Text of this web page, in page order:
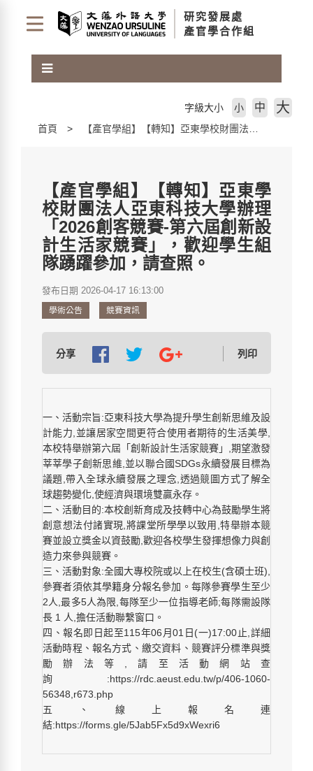
首頁
字級大小 小 中 大
【產官學組】【轉知】亞東學
校財團法人亞東科技大學辦理
「2026創客競賽-第六屆創新設
計生活家競賽」，歡迎學生組
隊踴躍參加，請查照。
發布日期 2026-04-17 16:13:00
學術公告 競賽資訊
分享 列印
一、活動宗旨:亞東科技大學為提升學生創新思維及設
計能力,並讓居家空間更符合使用者期待的生活美學,
本校特舉辦第六屆「創新設計生活家競賽」,期望激發
莘莘學子創新思維,並以聯合國SDGs永續發展目標為
議題,帶入全球永續發展之理念,透過競圖方式了解全
球趨勢變化,使經濟與環境雙贏永存。
二、活動目的:本校創新育成及技轉中心為鼓勵學生將
創意想法付諸實現,將課堂所學學以致用,特舉辦本競
賽並設立獎金以資鼓勵,歡迎各校學生發揮想像力與創
造力來參與競賽。
三、活動對象:全國大專校院或以上在校生(含碩士班),
參賽者須依其學籍身分報名參加。每隊參賽學生至少
2人,最多5人為限,每隊至少一位指導老師;每隊需設隊
長 1 人,擔任活動聯繫窗口。
四、報名即日起至115年06月01日(一)17:00止,詳細
活動時程、報名方式、繳交資料、競賽評分標準與獎
勵辦法等,請至活動網站查
詢:https://rdc.aeust.edu.tw/p/406-1060-
56348,r673.php
五、線上報名連
結:https://forms.gle/5Jab5Fx5d9xWexri6
研究發展處
產官學合作組